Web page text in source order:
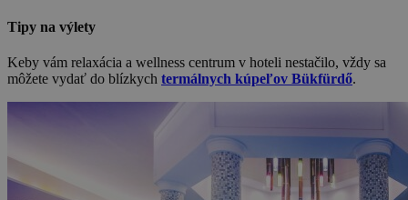
Tipy na výlety
Keby vám relaxácia a wellness centrum v hoteli nestačilo, vždy sa
môžete vydať do blízkych termálnych kúpeľov Bükfürdő.